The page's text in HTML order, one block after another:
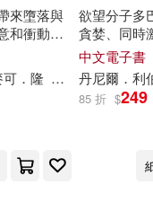
曼(2)
來墮落與
和衝動的
的情
可 ． 隆 劉維人 盧靜
欲望分子多
貪婪、同時
賀爾蒙，如
緒、行為及
中文電子書
丹尼爾 ． 利
85 折 $249